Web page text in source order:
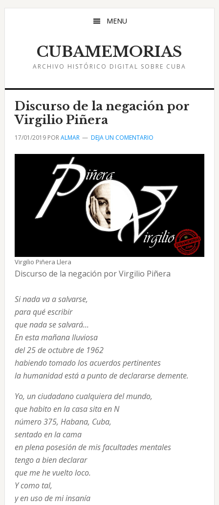
Saltar
Saltar
Saltar
MENU
CUBAMEMORIAS
ARCHIVO HISTÓRICO DIGITAL SOBRE CUBA
Discurso de la negación por
Virgilio Piñera
17/01/2019PORALMAR DEJA UN COMENTARIO
Virgilio Piñera Llera
Discurso de la negación por Virgilio Piñera
Si nada va a salvarse,
para qué escribir
que nada se salvará...
En esta mañana lluviosa
del 25 de octubre de 1962
habiendo tomado los acuerdos pertinentes
la humanidad está a punto de declararse demente.
Yo, un ciudadano cualquiera del mundo,
que habito en la casa sita en N
número 375, Habana, Cuba,
sentado en la cama
en plena posesión de mis facultades mentales
tengo a bien declarar
que me he vuelto loco.
Y como tal,
y en uso de mi insanía